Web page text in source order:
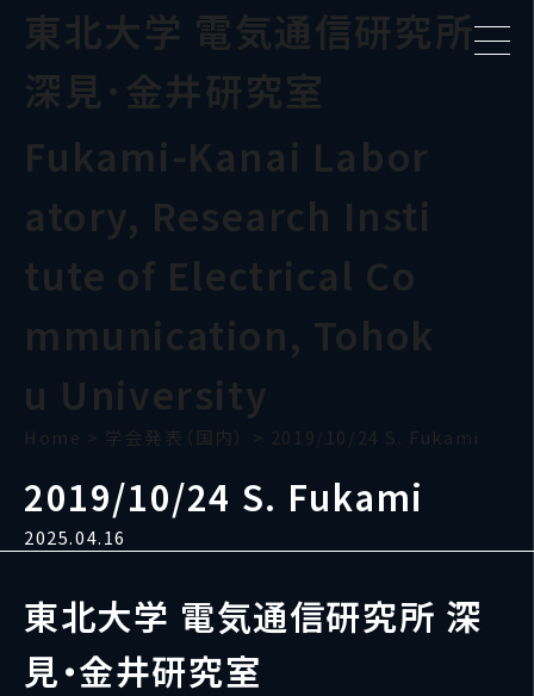
東北大学 電気通信研究所
深見･金井研究室
Fukami-Kanai Labor
atory, Research Insti
tute of Electrical Co
mmunication, Tohok
u University
Home > 学会発表（国内） > 2019/10/24 S. Fukami
2019/10/24 S. Fukami
2025.04.16
東北大学 電気通信研究所 深
見・金井研究室